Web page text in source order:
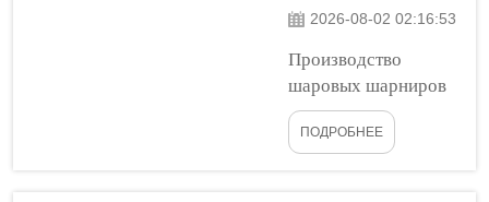
Original Equipment
такие запчасти
производятся той же
компанией, которая
изготовила...
2026-08-02 02:16:53
Производство
шаровых шарниров
— непростая задача.
В компании Tongshi
ПОДРОБНЕЕ